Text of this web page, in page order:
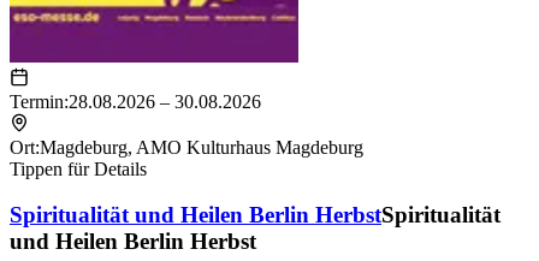
Termin:28.08.2026 – 30.08.2026
Ort:Magdeburg, AMO Kulturhaus Magdeburg
Tippen für Details
Spiritualität und Heilen Berlin HerbstSpiritualität
und Heilen Berlin Herbst